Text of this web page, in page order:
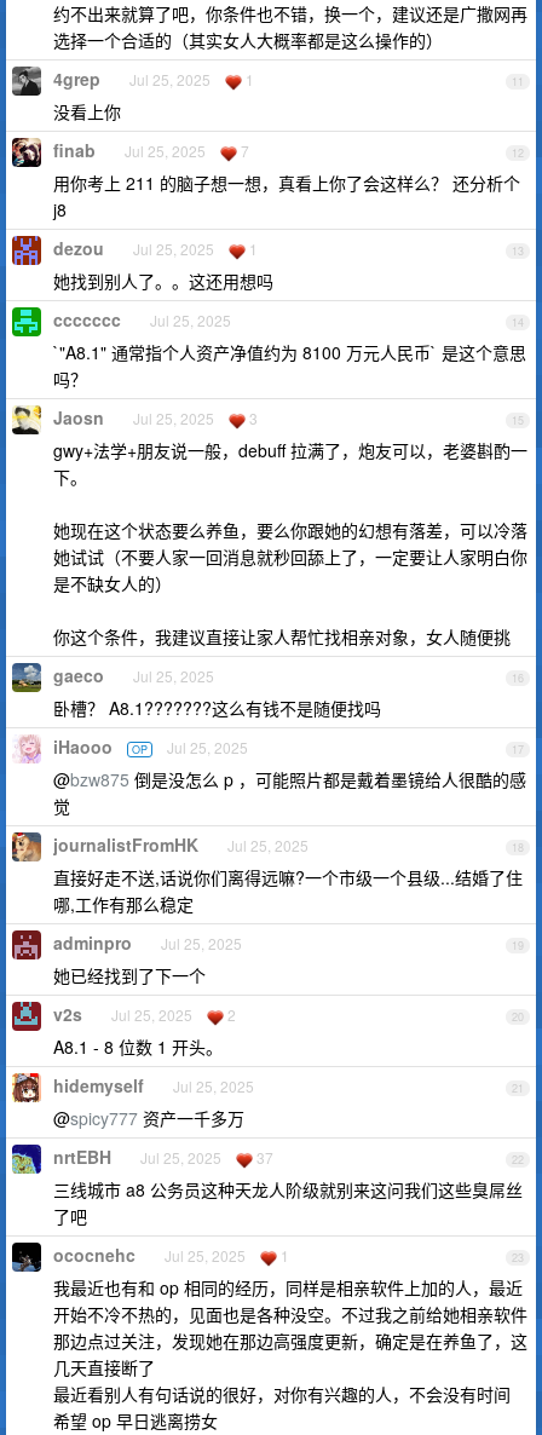
约不出来就算了吧，你条件也不错，换一个，建议还是广撒网再
选择一个合适的（其实女人大概率都是这么操作的）
11
4grep Jul 25, 2025 1
没看上你
12
finab Jul 25, 2025 7
用你考上 211 的脑子想一想，真看上你了会这样么？ 还分析个
j8
13
dezou Jul 25, 2025 1
她找到别人了。。这还用想吗
14
ccccccc Jul 25, 2025
`"A8.1" 通常指个人资产净值约为 8100 万元人民币` 是这个意思
吗？
15
Jaosn Jul 25, 2025 3
gwy+法学+朋友说一般，debuff 拉满了，炮友可以，老婆斟酌一
下。
她现在这个状态要么养鱼，要么你跟她的幻想有落差，可以冷落
她试试（不要人家一回消息就秒回舔上了，一定要让人家明白你
是不缺女人的）
你这个条件，我建议直接让家人帮忙找相亲对象，女人随便挑
16
gaeco Jul 25, 2025
卧槽？ A8.1???????这么有钱不是随便找吗
17
iHaooo OP Jul 25, 2025
@bzw875 倒是没怎么 p ，可能照片都是戴着墨镜给人很酷的感
觉
18
journalistFromHK Jul 25, 2025
直接好走不送,话说你们离得远嘛?一个市级一个县级...结婚了住
哪,工作有那么稳定
19
adminpro Jul 25, 2025
她已经找到了下一个
20
v2s Jul 25, 2025 2
A8.1 - 8 位数 1 开头。
21
hidemyself Jul 25, 2025
@spicy777 资产一千多万
22
nrtEBH Jul 25, 2025 37
三线城市 a8 公务员这种天龙人阶级就别来这问我们这些臭屌丝
了吧
23
ococnehc Jul 25, 2025 1
我最近也有和 op 相同的经历，同样是相亲软件上加的人，最近
开始不冷不热的，见面也是各种没空。不过我之前给她相亲软件
那边点过关注，发现她在那边高强度更新，确定是在养鱼了，这
几天直接断了
最近看别人有句话说的很好，对你有兴趣的人，不会没有时间
希望 op 早日逃离捞女